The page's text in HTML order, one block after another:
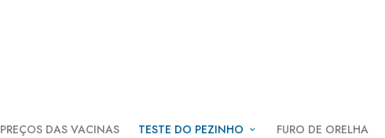
PREÇOS DAS VACINAS TESTE DO PEZINHO FURO DE ORELHA